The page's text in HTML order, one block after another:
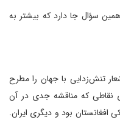
همین سؤال جا دارد که بیشتر به
تنش‌زدایی با جهان را مطرح
نقاطی که مناقشه جدی در آن
بود و دیگری ایران.